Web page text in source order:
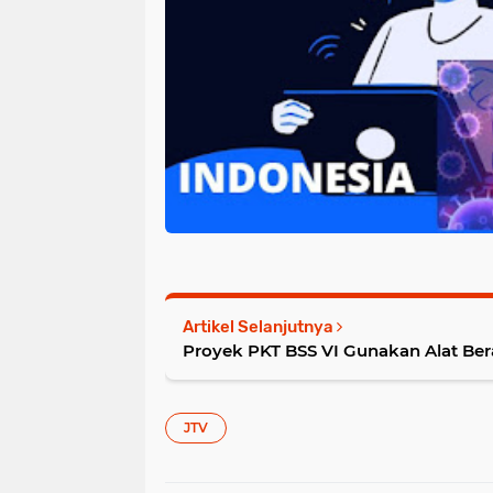
Artikel Selanjutnya
Proyek PKT BSS VI Gunakan Alat
JTV